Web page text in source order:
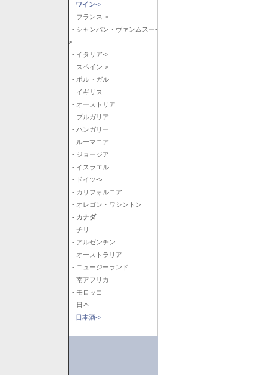
ワイン->
- フランス->
- シャンパン・ヴァンムスー-
>
- イタリア->
- スペイン->
- ポルトガル
- イギリス
- オーストリア
- ブルガリア
- ハンガリー
- ルーマニア
- ジョージア
- イスラエル
- ドイツ->
- カリフォルニア
- オレゴン・ワシントン
- カナダ
- チリ
- アルゼンチン
- オーストラリア
- ニュージーランド
- 南アフリカ
- モロッコ
- 日本
日本酒->